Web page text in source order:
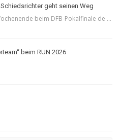
geht seinen Weg
beim DFB-Pokalfinale de ...
beim RUN 2026